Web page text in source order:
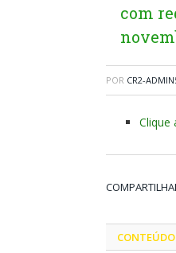
com
POR CR2-
Clique